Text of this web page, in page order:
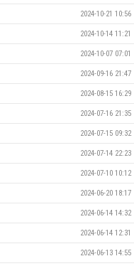
2024-10-21 10:56
2024-10-14 11:21
2024-10-07 07:01
2024-09-16 21:47
2024-08-15 16:29
2024-07-16 21:35
2024-07-15 09:32
2024-07-14 22:23
2024-07-10 10:12
2024-06-20 18:17
2024-06-14 14:32
2024-06-14 12:31
2024-06-13 14:55